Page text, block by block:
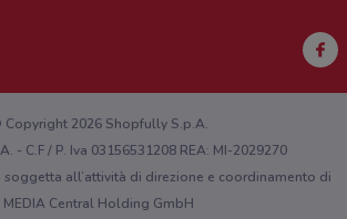
sul web o sull'app?
Copyright 2026 Shopfully S.p.A.
- C.F / P. Iva 03156531208 REA: MI-2029270
soggetta all’attività di direzione e coordinamento di
MEDIA Central Holding GmbH